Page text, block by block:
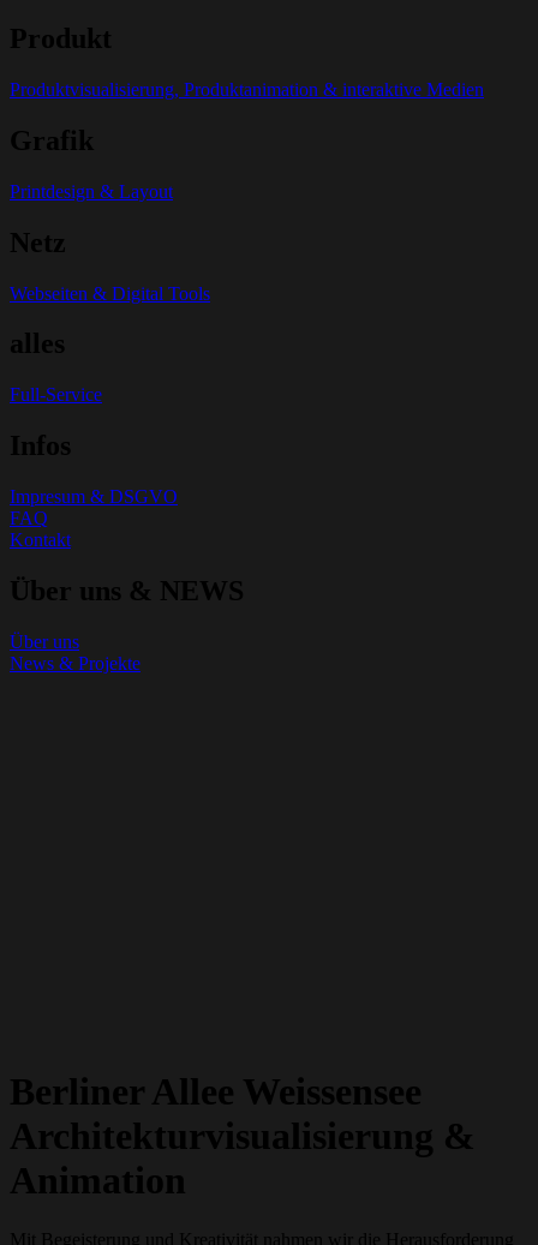
Produkt
Produktvisualisierung, Produktanimation & interaktive Medien
Grafik
Printdesign & Layout
Netz
Webseiten & Digital Tools
alles
Full-Service
Infos
Impresum & DSGVO
FAQ
Kontakt
Über uns & NEWS
Über uns
News & Projekte
Berliner Allee Weissensee
Architekturvisualisierung &
Animation
Mit Begeisterung und Kreativität nahmen wir die Herausforderung